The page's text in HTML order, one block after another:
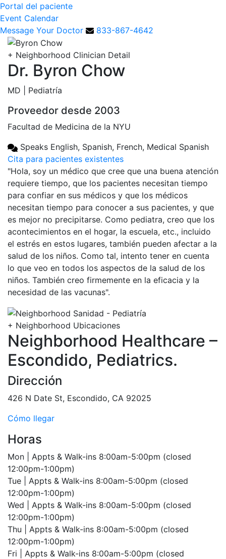
Portal del paciente
Event Calendar
Message Your Doctor
833-867-4642
+ Neighborhood Clinician Detail
Dr. Byron Chow
MD | Pediatría
Proveedor desde 2003
Facultad de Medicina de la NYU
Speaks English, Spanish, French, Medical Spanish
Cita para pacientes existentes
"Hola, soy un médico que cree que una buena atención
requiere tiempo, que los pacientes necesitan tiempo
para confiar en sus médicos y que los médicos
necesitan tiempo para conocer a sus pacientes, y que
es mejor no precipitarse. Como pediatra, creo que los
acontecimientos en el hogar, la escuela, etc., incluido
el estrés en estos lugares, también pueden afectar a la
salud de los niños. Como tal, intento tener en cuenta
lo que veo en todos los aspectos de la salud de los
niños. También creo firmemente en la eficacia y la
necesidad de las vacunas".
+ Neighborhood Ubicaciones
Neighborhood Healthcare –
Escondido, Pediatrics.
Dirección
426 N Date St, Escondido, CA 92025
Cómo llegar
Horas
Mon | Appts & Walk-ins 8:00am-5:00pm (closed
12:00pm-1:00pm)
Tue | Appts & Walk-ins 8:00am-5:00pm (closed
12:00pm-1:00pm)
Wed | Appts & Walk-ins 8:00am-5:00pm (closed
12:00pm-1:00pm)
Thu | Appts & Walk-ins 8:00am-5:00pm (closed
12:00pm-1:00pm)
Fri | Appts & Walk-ins 8:00am-5:00pm (closed